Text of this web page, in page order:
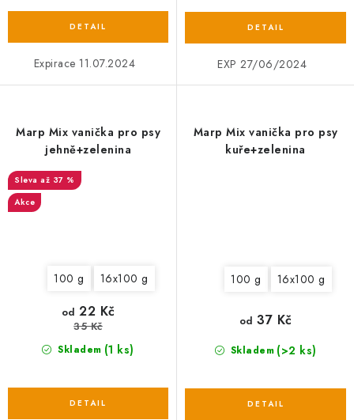
Expirace 11.07.2024 EXP 27/06/2024
Marp Mix vanička pro psy
jehně+zelenina
až 37 %
Akce
100 g 16x100 g
Skladem (1 ks)
od 22 Kč
35 Kč
Marp Mix vanička pro psy
kuře+zelenina
100 g 16x100 g
Skladem (>2 ks)
od 37 Kč